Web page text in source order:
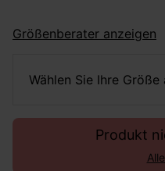
Größenberater anzeigen
Wählen Sie Ihre Größe
Produkt